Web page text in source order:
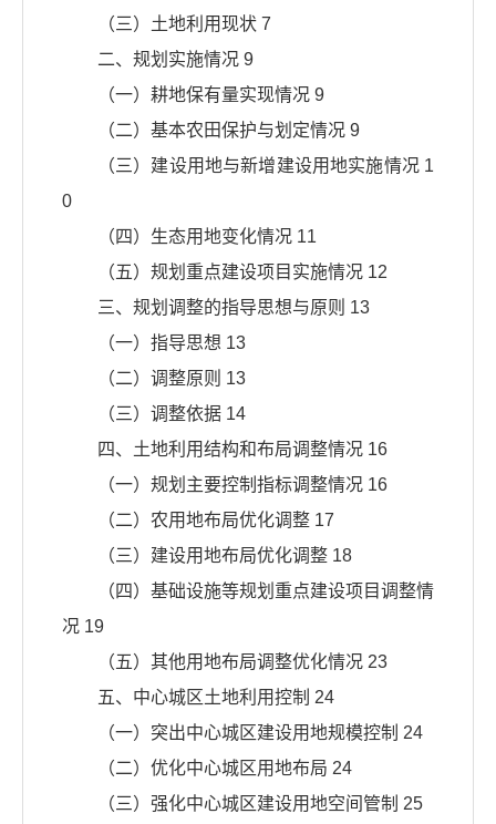
（三）土地利用现状 7
二、规划实施情况 9
（一）耕地保有量实现情况 9
（二）基本农田保护与划定情况 9
（三）建设用地与新增建设用地实施情况 1
0
（四）生态用地变化情况 11
（五）规划重点建设项目实施情况 12
三、规划调整的指导思想与原则 13
（一）指导思想 13
（二）调整原则 13
（三）调整依据 14
四、土地利用结构和布局调整情况 16
（一）规划主要控制指标调整情况 16
（二）农用地布局优化调整 17
（三）建设用地布局优化调整 18
（四）基础设施等规划重点建设项目调整情
况 19
（五）其他用地布局调整优化情况 23
五、中心城区土地利用控制 24
（一）突出中心城区建设用地规模控制 24
（二）优化中心城区用地布局 24
（三）强化中心城区建设用地空间管制 25